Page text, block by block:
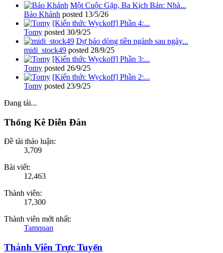
Một Cuộc Gặp, Ba Kịch Bản: Nhà...
Bảo Khánh posted 13/5/26
[Kiến thức Wyckoff] Phần 4:...
Tomy posted 30/9/25
Dự báo dòng tiền ngành sau ngày...
midi_stock49 posted 28/9/25
[Kiến thức Wyckoff] Phần 3:...
Tomy posted 26/9/25
[Kiến thức Wyckoff] Phần 2:...
Tomy posted 23/9/25
Đang tải...
Thống Kê Diễn Đàn
Đề tài thảo luận:
3,709
Bài viết:
12,463
Thành viên:
17,300
Thành viên mới nhất:
Tamquan
Thành Viên Trực Tuyến